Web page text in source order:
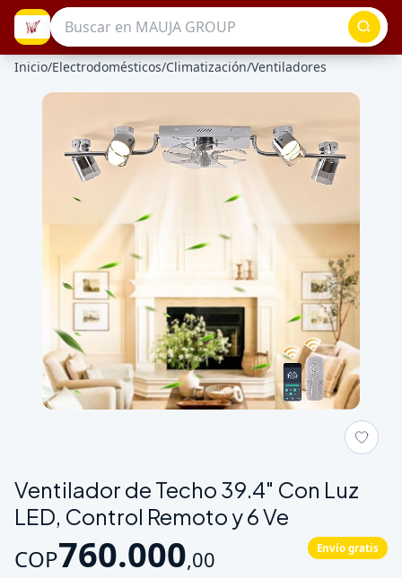
Inicio/Electrodomésticos/Climatización/Ventiladores
Ventilador de Techo 39.4" Con Luz
LED, Control Remoto y 6 Ve
COP760.000,00 Envío gratis